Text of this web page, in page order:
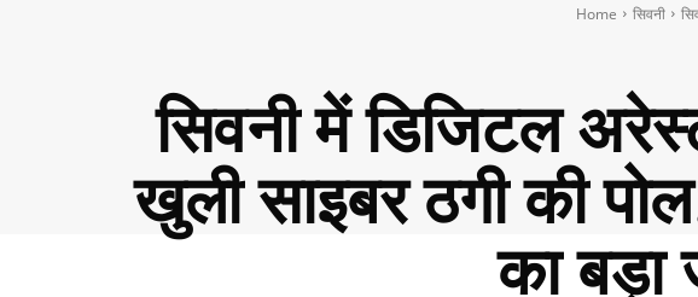
Home सिवनी
सिवनी में डिजिटल
खुली साइबर ठगी की
का बड़ा